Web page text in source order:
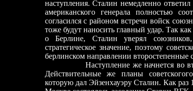
наступления. Сталин немедленно
американского генерала полностью
согласился с районом встречи войск
тоже будут наносить главный удар. Так
о Берлине, Сталин уверял
стратегическое значение, поэтому
берлинском направлении второстепенные
Наступление же начнется во
Действительные же планы
которую дал Эйзенхауэру Сталин. Как раз